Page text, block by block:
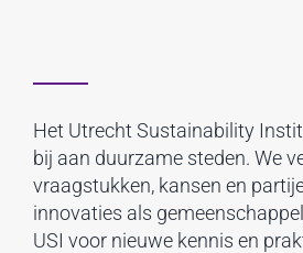
Het Utrecht Sustainability
bij aan duurzame steden. We
vraagstukken, kansen en
innovaties als
USI voor nieuwe kennis en